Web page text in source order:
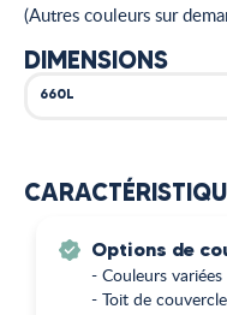
(Autres couleurs sur
DIMENSIONS
660L
Options de
- Couleurs variées
- Toit de couvercle